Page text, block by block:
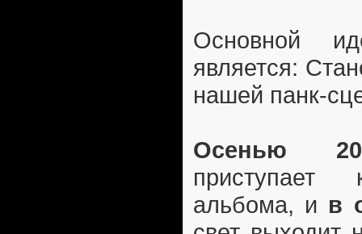
Основной
является:
нашей панк-
Осенью
альбома, и в